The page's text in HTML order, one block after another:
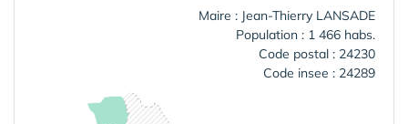
Maire : Jean-Thierry LANSADE
Population : 1 466 habs.
Code postal : 24230
Code insee : 24289